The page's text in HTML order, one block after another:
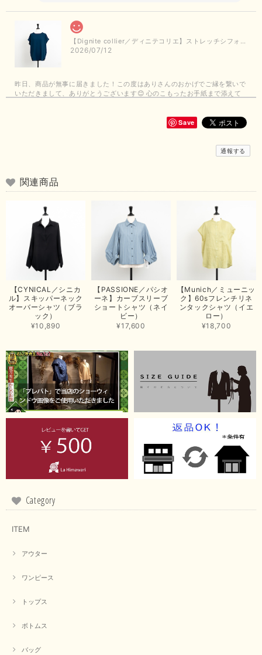
【Dignite collier／ディニテコリエ】ストレッチシフォンブラウス（ブルー）＊再入荷予定
2026/07/12
昨日、商品が無事に届きました！この度はありさんのおかげでご縁を繋いで
いただきまして、ありがとうございます😊 心のこもったお手紙まで添えて
この度は商品のお買い上げありがとうございました。 無事に
お手元に届き、気に入っていただけて安心いたしました！
材感。 楽しい夏を過ごしてくださいませ。 ありがとうござい
まいした。 またのご縁を楽しみにお待ちしております。
2026/06/26
思っていた通りの商品でした。発送も早く、梱包も丁寧。又、お世話になり
たいと思いました。色々とありがとうございました。
この度は当店でのお買い上げ誠にありがとうございました。
商品もお気に召していただき嬉しい限りでございます。 ブラ
またのご来店お待ちしております。
【RILATO／リラート】袖ギャザーシャツ（イエロー）
2026/05/21
イエローと表示ありますが、黄緑っぽい気がします
この度は商品のお買い上げ誠にありがとうございました。 仰
る通り、ブランドでのカラー表記はイエローですが。 実際は
境や見る人の判断の違いで誤差がでてしまうと思います。 ご
指摘ありがとうございました。 又のご来店お待ちしておりま
Save
通報する
関連商品
【CYNICAL／シニカ
ル】スキッパーネック
オーバーシャツ（ブラ
ック）
¥10,890
【PASSIONE／パシオ
ーネ】カーブスリーブ
ショートシャツ（ネイ
ビー）
¥17,600
【Munich／ミューニッ
ク】60sフレンチリネ
ンタックシャツ（イエ
ロー）
¥18,700
Category
ITEM
アウター
ワンピース
トップス
ボトムス
バッグ